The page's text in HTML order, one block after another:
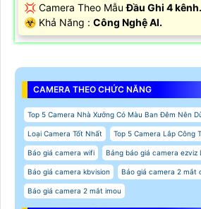
💢 Camera Theo MẫuĐầu Ghi 4 kênh.
️☣️ Khả Năng : Công Nghệ AI.
CAMERA THEO CHỨC NĂNG
Top 5 Camera Nhà Xưởng Có Màu Ban Đêm Nên
Loại Camera Tốt Nhất Top 5 Camera Lắp Công
Báo giá camera wifi Bảng báo giá camera ezviz
Báo giá camera kbvision Báo giá camera 2 mắt
Báo giá camera 2 mắt imou